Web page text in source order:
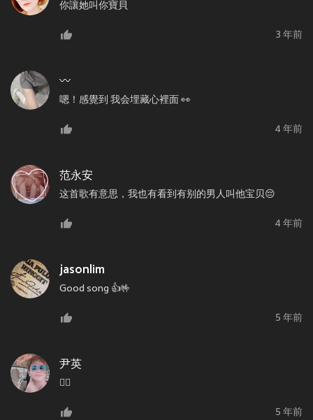
你讓她叫你寶貝
3 年前
〰️
嗯！感覺到 我会埋藏心裡面 👀
4 年前
范永安
这首歌有意思，我也有看到有别的男人叫他宝贝😔
4 年前
jasonlim
Good song 👍🤟
5 年前
尹英
👍🏻
5 年前